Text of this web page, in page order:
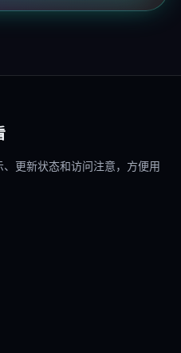
更新状态和访问注意，方便用